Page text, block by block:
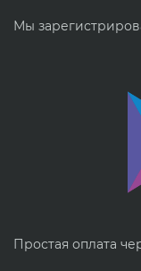
Мы
Простая оплата